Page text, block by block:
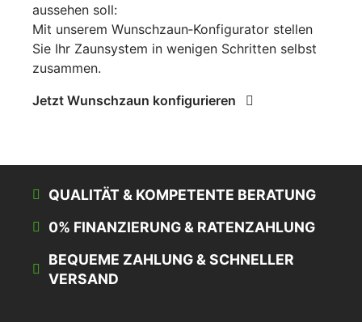
aussehen soll:
Mit unserem Wunschzaun‑Konfigurator stellen
Sie Ihr Zaunsystem in wenigen Schritten selbst
zusammen.
Jetzt Wunschzaun konfigurieren
QUALITÄT & KOMPETENTE BERATUNG
0% FINANZIERUNG & RATENZAHLUNG
BEQUEME ZAHLUNG & SCHNELLER
VERSAND